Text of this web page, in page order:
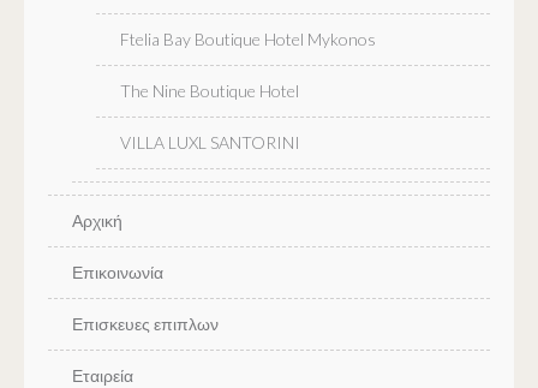
Ftelia Bay Boutique Hotel Mykonos
The Nine Boutique Hotel
VILLA LUXL SANTORINI
Αρχική
Επικοινωνία
Επισκευες επιπλων
Εταιρεία